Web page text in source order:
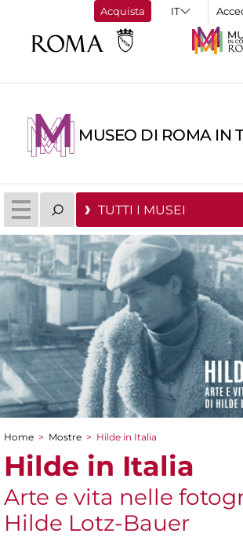
Acquista
MUSEO DI ROMA IN
TUTTI I MUSEI
Tu sei qui
Home > Mostre > Hilde in Italia
Hilde in Italia
Arte e vita nelle
Hilde Lotz-Bauer